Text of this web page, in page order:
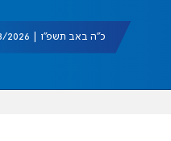
כ"ה באב תשפ"ו | 08/08/2026